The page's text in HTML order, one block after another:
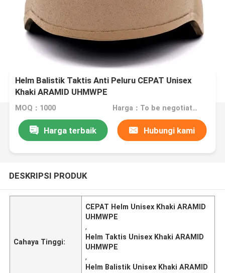
Helm Balistik Taktis Anti Peluru CEPAT Unisex
Khaki ARAMID UHMWPE
MOQ：1000 Harga：To be negotiated
Harga terbaik Hubungi kami
DESKRIPSI PRODUK
Cahaya Tinggi:
CEPAT Helm Unisex Khaki ARAMID
UHMWPE
,
Helm Taktis Unisex Khaki ARAMID
UHMWPE
,
Helm Balistik Unisex Khaki ARAMID